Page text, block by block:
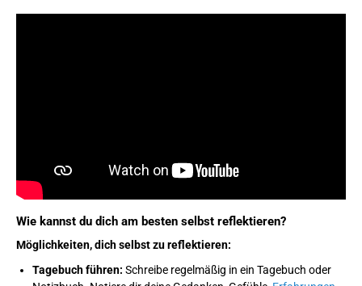
Wie kannst du dich am besten selbst reflektieren?
Möglichkeiten, dich selbst zu reflektieren:
Tagebuch führen: Schreibe regelmäßig in ein Tagebuch oder